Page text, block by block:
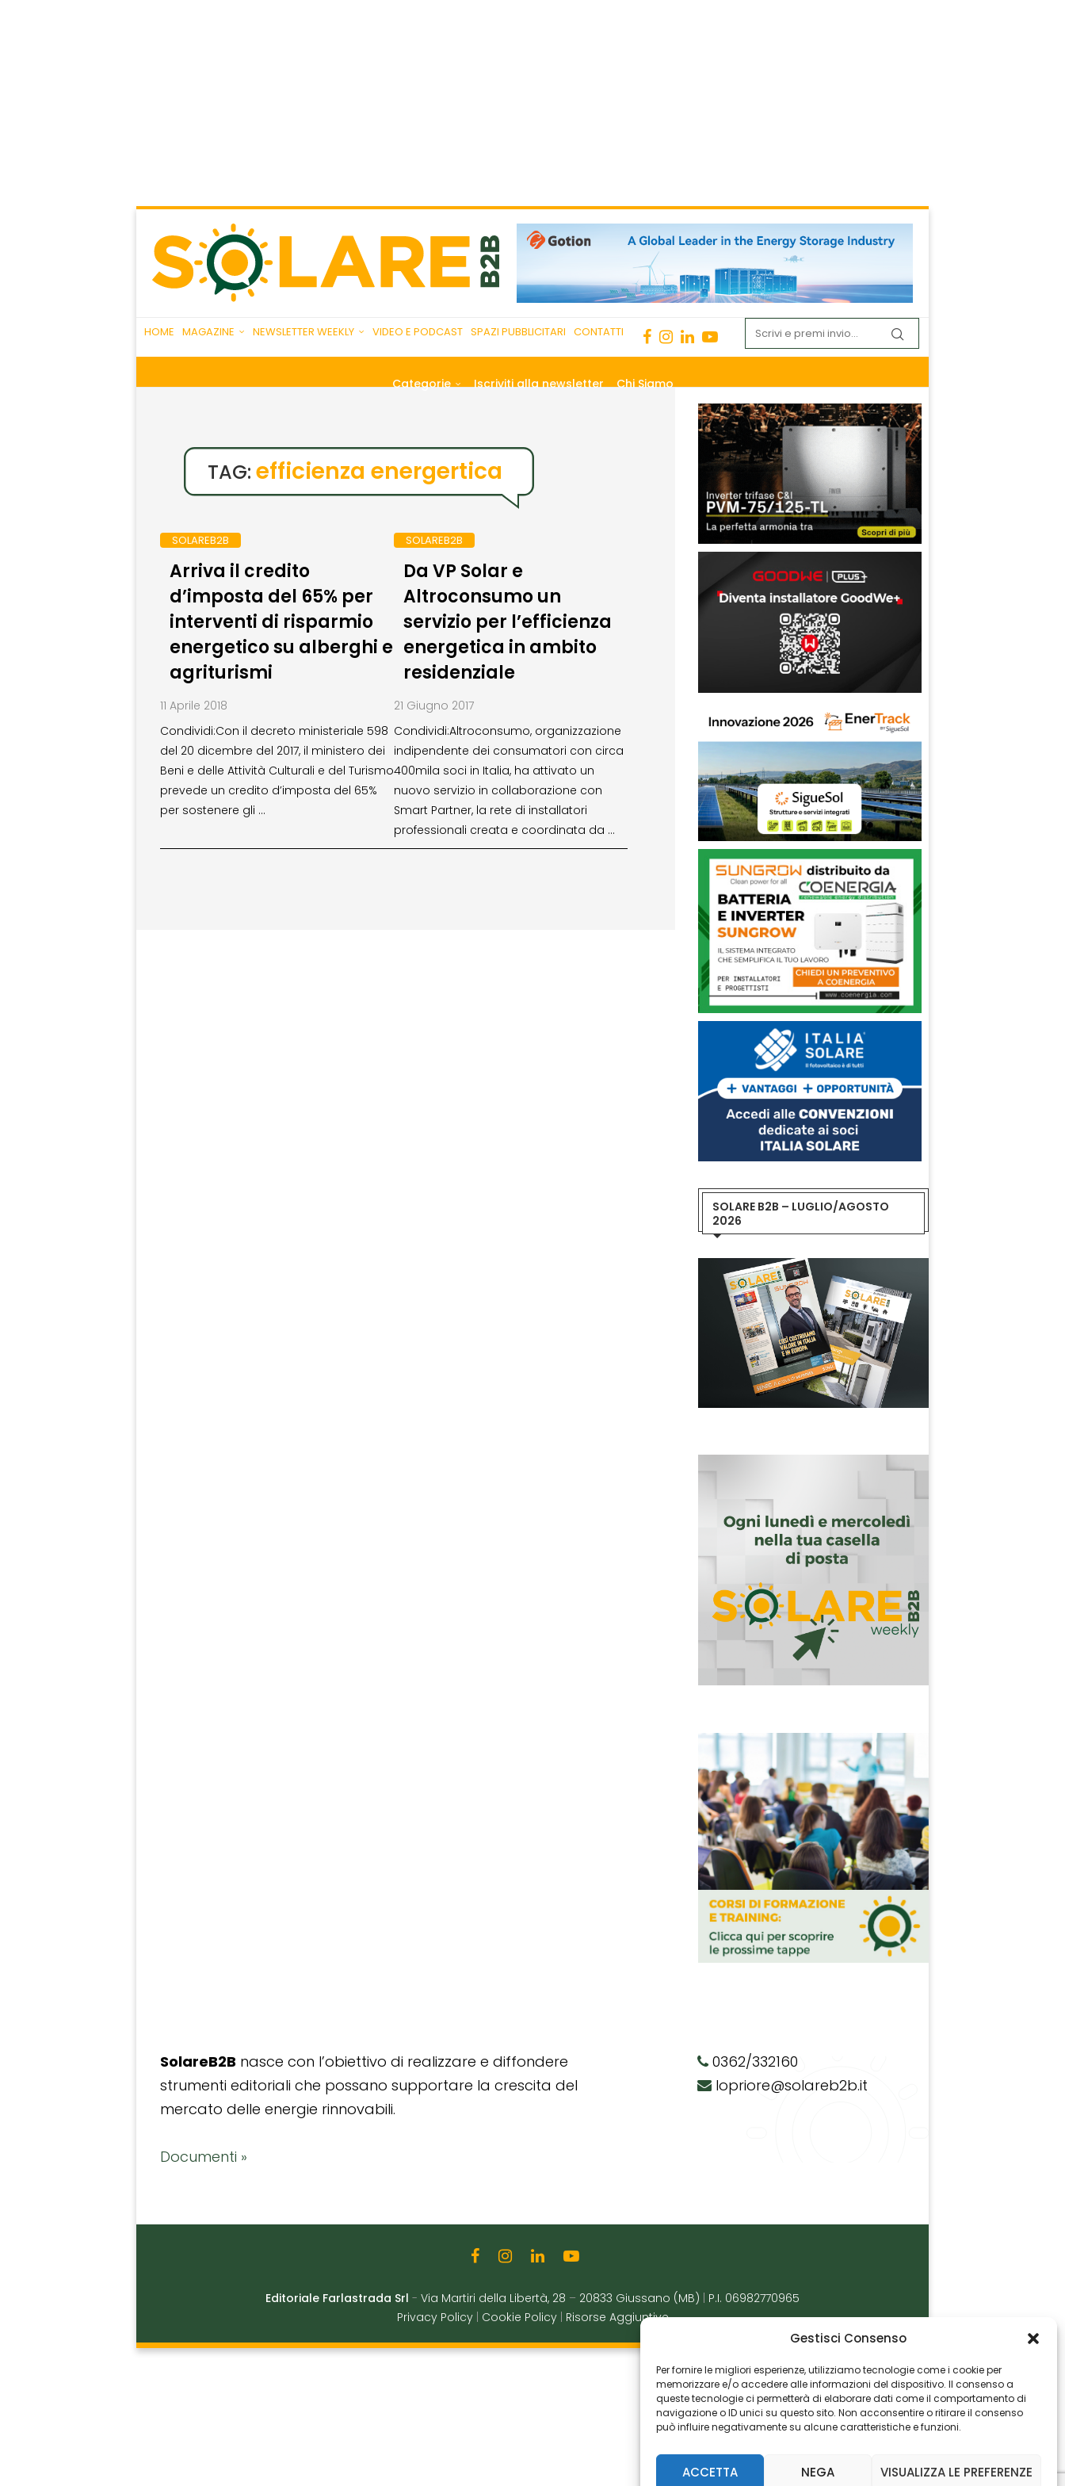
Gestisci Consenso
Per fornire le migliori esperienze, utilizziamo tecnologie come i cookie per
memorizzare e/o accedere alle informazioni del dispositivo. Il consenso a
queste tecnologie ci permetterà di elaborare dati come il comportamento di
navigazione o ID unici su questo sito. Non acconsentire o ritirare il consenso
può influire negativamente su alcune caratteristiche e funzioni.
ACCETTA NEGA VISUALIZZA LE PREFERENZE
HOME MAGAZINE NEWSLETTER WEEKLY VIDEO E PODCAST SPAZI PUBBLICITARI CONTATTI
Categorie Iscriviti alla newsletter Chi Siamo
TAG: efficienza energertica
SOLAREB2B
Arriva il credito
d’imposta del 65% per
interventi di risparmio
energetico su alberghi e
agriturismi
11 Aprile 2018
Condividi:Con il decreto ministeriale 598
del 20 dicembre del 2017, il ministero dei
Beni e delle Attività Culturali e del Turismo
prevede un credito d’imposta del 65%
per sostenere gli …
SOLAREB2B
Da VP Solar e
Altroconsumo un
servizio per l’efficienza
energetica in ambito
residenziale
21 Giugno 2017
Condividi:Altroconsumo, organizzazione
indipendente dei consumatori con circa
400mila soci in Italia, ha attivato un
nuovo servizio in collaborazione con
Smart Partner, la rete di installatori
professionali creata e coordinata da …
SOLARE B2B – LUGLIO/AGOSTO
2026
SolareB2B nasce con l’obiettivo di realizzare e diffondere
strumenti editoriali che possano supportare la crescita del
mercato delle energie rinnovabili.
Documenti »
0362/332160
lopriore@solareb2b.it
Editoriale Farlastrada Srl - Via Martiri della Libertà, 28 – 20833 Giussano (MB)
P.I. 06982770965
Privacy Policy
Cookie Policy Risorse Aggiuntive